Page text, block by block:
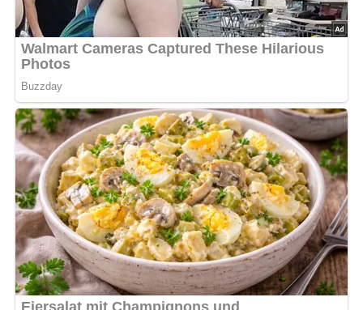
Nach: Mária Hajková – Múcniky, Verlag PRÁCA, Bratislava, Verlag für die Frau,
Leipzig, 2. Auflage 1977
Abonniere jetzt unseren Newsletter!
Kein Spam, kein Bullshit, keine Weitergabe deiner Mailadresse an Dritte!
Jetzt Sterne vergeben – Rezept
bewerten